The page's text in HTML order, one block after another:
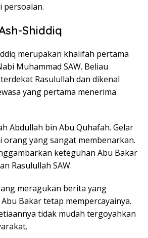
persoalan.
Shiddiq
merupakan khalifah pertama
Muhammad SAW. Beliau
Rasulullah dan dikenal
yang pertama menerima
Abdullah bin Abu Quhafah. Gelar
orang yang sangat membenarkan.
keteguhan Abu Bakar
Rasulullah SAW.
meragukan berita yang
Bakar tetap mempercayainya.
tidak mudah tergoyahkan